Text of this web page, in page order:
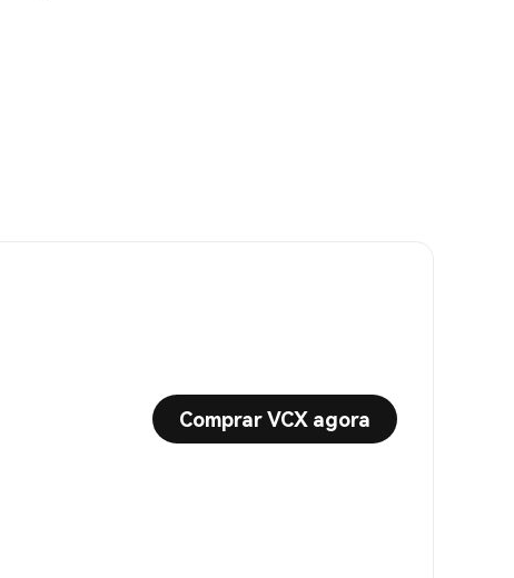
Comprar VCX agora